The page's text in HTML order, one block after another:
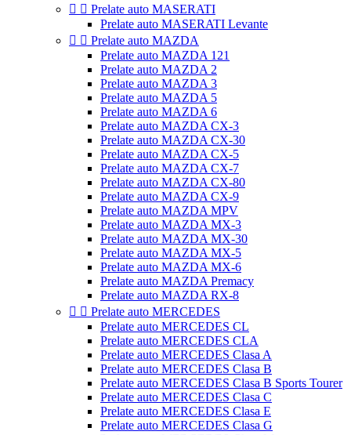
  Prelate auto MASERATI
Prelate auto MASERATI Levante
  Prelate auto MAZDA
Prelate auto MAZDA 121
Prelate auto MAZDA 2
Prelate auto MAZDA 3
Prelate auto MAZDA 5
Prelate auto MAZDA 6
Prelate auto MAZDA CX-3
Prelate auto MAZDA CX-30
Prelate auto MAZDA CX-5
Prelate auto MAZDA CX-7
Prelate auto MAZDA CX-80
Prelate auto MAZDA CX-9
Prelate auto MAZDA MPV
Prelate auto MAZDA MX-3
Prelate auto MAZDA MX-30
Prelate auto MAZDA MX-5
Prelate auto MAZDA MX-6
Prelate auto MAZDA Premacy
Prelate auto MAZDA RX-8
  Prelate auto MERCEDES
Prelate auto MERCEDES CL
Prelate auto MERCEDES CLA
Prelate auto MERCEDES Clasa A
Prelate auto MERCEDES Clasa B
Prelate auto MERCEDES Clasa B Sports Tourer
Prelate auto MERCEDES Clasa C
Prelate auto MERCEDES Clasa E
Prelate auto MERCEDES Clasa G